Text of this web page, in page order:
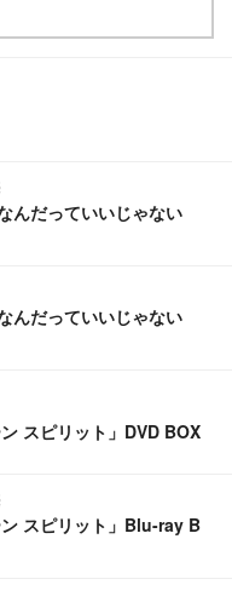
んだっていいじゃない
んだっていいじゃない
スピリット」DVD BOX
ン スピリット」Blu-ray B